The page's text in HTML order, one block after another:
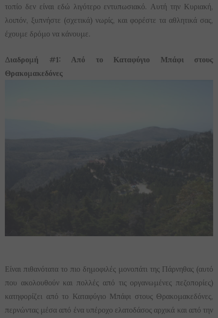
τοπίο δεν είναι εδώ λιγότερο εντυπωσιακό. Αυτή την Κυριακή,
λοιπόν, ξυπνήστε (σχετικά) νωρίς, και φορέστε τα αθλητικά σας,
έχουμε δρόμο να κάνουμε.
Διαδρομή #1: Από το Καταφύγιο Μπάφι στους
Θρακομακεδόνες
Είναι πιθανότατα το πιο δημοφιλές μονοπάτι της Πάρνηθας (αυτό
που ακολουθούν και πολλές από τις οργανωμένες πεζοπορίες)
κατηφορίζει από το Καταφύγιο Μπάφι στους Θρακομακεδόνες,
περνώντας μέσα από ένα υπέροχο ελατοδάσος αρχικά και από την